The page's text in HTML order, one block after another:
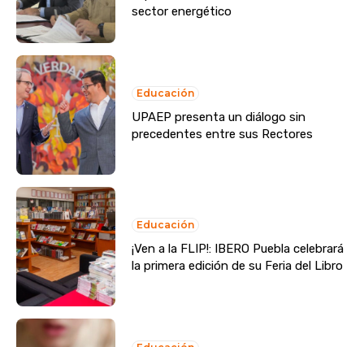
sector energético
Educación
UPAEP presenta un diálogo sin
precedentes entre sus Rectores
Educación
¡Ven a la FLIP!: IBERO Puebla celebrará
la primera edición de su Feria del Libro